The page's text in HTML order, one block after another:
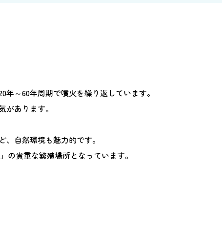
～60年周期で噴火を繰り返しています。
あります。
自然環境も魅力的です。
の貴重な繁殖場所となっています。